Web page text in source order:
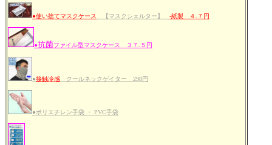
●使い捨てマスクケース 【マスクシェルター】 -紙製 ４.７円
●抗菌ファイル型マスクケース ３７.５円
●接触冷感 クールネックゲイター 298円
●ポリエチレン手袋 ・ PVC手袋